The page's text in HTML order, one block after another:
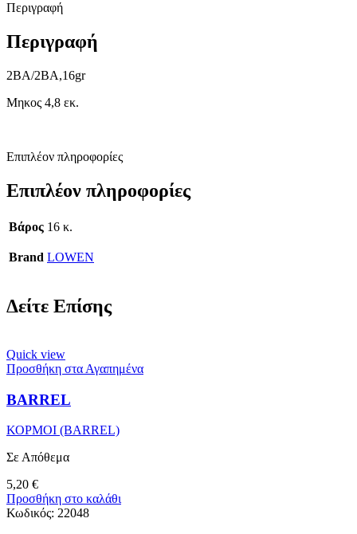
Περιγραφή
Περιγραφή
2BA/2BA,16gr
Μηκος 4,8 εκ.
Επιπλέον πληροφορίες
Επιπλέον πληροφορίες
Βάρος 16 κ.
Brand LOWEN
Δείτε Επίσης
Quick view
Προσθήκη στα Αγαπημένα
BARREL
ΚΟΡΜΟΙ (BARREL)
Σε Απόθεμα
5,20 €
Προσθήκη στο καλάθι
Κωδικός: 22048